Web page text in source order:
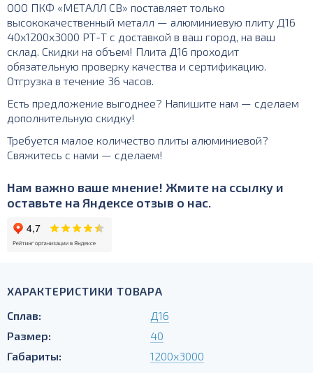
ООО ПКФ «МЕТАЛЛ СВ» поставляет только
высококачественный металл — алюминиевую плиту Д16
40х1200х3000 РТ-Т с доставкой в ваш город, на ваш
склад. Скидки на объем! Плита Д16 проходит
обязательную проверку качества и сертификацию.
Отгрузка в течение 36 часов.
Есть предложение выгоднее? Напишите нам — сделаем
дополнительную скидку!
Требуется малое количество плиты алюминиевой?
Свяжитесь с нами — сделаем!
Нам важно ваше мнение! Жмите на ссылку и
оставьте на Яндексе отзыв о нас.
ХАРАКТЕРИСТИКИ ТОВАРА
Сплав:
Д16
Размер:
40
Габариты:
1200х3000